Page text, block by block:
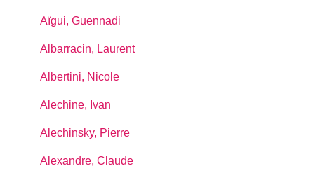
Aïgui, Guennadi
Albarracin, Laurent
Albertini, Nicole
Alechine, Ivan
Alechinsky, Pierre
Alexandre, Claude